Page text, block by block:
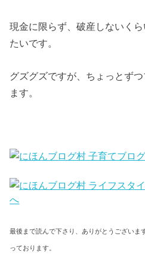
現金に限らず、破産しないく
たいです。
グズグズですが、ちょっとず
ます。
最後まで読んで下さり、ありがとうございま
っております。